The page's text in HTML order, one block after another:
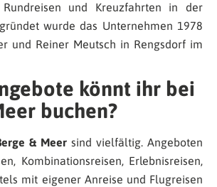
und Kreuzfahrten in der
wurde das Unternehmen 1978
und Reiner Meutsch in Rengsdorf im
könnt ihr bei
buchen?
& Meer sind vielfältig. Angeboten
Kombinationsreisen, Erlebnisreisen,
mit eigener Anreise und Flugreisen